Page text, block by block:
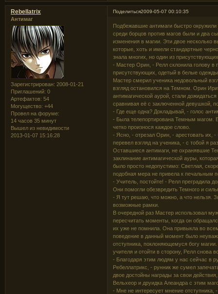
Поделиться2009-05-07 00:10:35
Rebellatrix
Антимаг
Зарегистрирован: 2008-01-21
Приглашений: 0
Артефактов: 54
Могущество: +44
Провел на форуме:
14 часов 35 минут
Вышел из невидимости
2013-01-07 15:16:28
Подбежавшие антимаги быстро
среди борцов против магов были и два
изменения в магии. Эти двое несколько
которые, хоть и имели стандартные
знала многих, но один из
- Мастер Орин, - Релл склонила голову в
присутствующих, одетый в белые
Мастер смерил ученика недовольный
взгляд остановился на Темном. Орин
антимагической аурой, стали
сравнивая её с заключенной девушкой,
- Где еще одна? Докладывай, - голос
- Была телепортирована Темным магом.
четко произнося каждое слово.
- Ясно, - отрезал Орин, - арестовать их,
перевел взгляд на ученика, - с тобой я
Оставшиеся антимаги, не охранявшие
заклинание антимагической ауры,
было просто недопустимо: Светлая,
подобная мера не привела к печальным
- Учитель, постойте! - Релл преградила
Они помогли обезвредить Темного и
- Я тут решаю, что можно, а что нельзя.
возможные рамки.
В очередной раз Мастер использовал
пересчитать моменты, когда он
их уже не помнила. Она привыкла во
поведение в данный момент было
отступника, поклоняющемуся богу
учителя и отойти в сторону, Релл снова
- Благодаря этим людям у нас сейчас в
Ребеллатрикс, - рунник же сумел
двое достойны награды за свои
Вельхеор и друидка Алеандра с этим
- Мне не интересует мнение отступника,